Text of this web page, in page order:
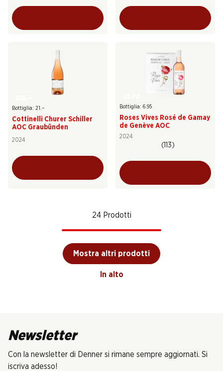
Bottiglia: 21.–
Cottinelli Churer Schiller
AOC Graubünden
2024
Bottiglia: 6.95
Roses Vives Rosé de Gamay
de Genève AOC
2024
(113)
24 Prodotti
Mostra altri prodotti
In alto
Newsletter
Con la newsletter di Denner si rimane sempre aggiornati. Si
iscriva adesso!